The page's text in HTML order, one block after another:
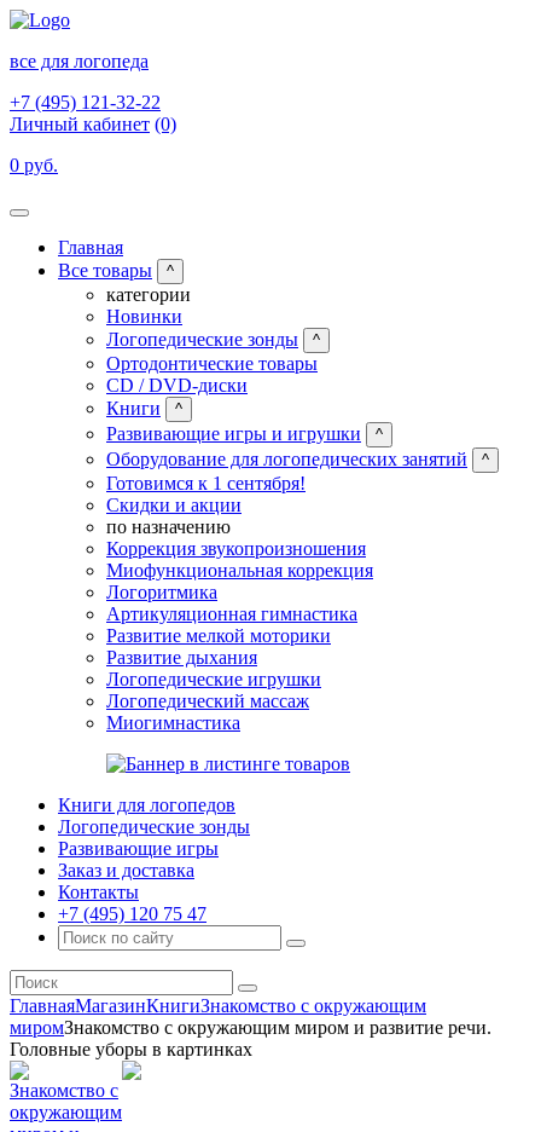
все для логопеда
+7 (495) 121-32-22
Личный кабинет (0)
0 руб.
Главная
Все товары
^
категории
Новинки
Логопедические зонды
^
Ортодонтические товары
CD / DVD-диски
Книги
^
Развивающие игры и игрушки ^
Оборудование для логопедических занятий ^
Готовимся к 1 сентября!
Скидки и акции
по назначению
Коррекция звукопроизношения
Миофункциональная коррекция
Логоритмика
Артикуляционная гимнастика
Развитие мелкой моторики
Развитие дыхания
Логопедические игрушки
Логопедический массаж
Миогимнастика
Книги для логопедов
Логопедические зонды
Развивающие игры
Заказ и доставка
Контакты
+7 (495) 120 75 47
ГлавнаяМагазинКнигиЗнакомство с окружающим
миромЗнакомство с окружающим миром и развитие речи.
Головные уборы в картинках